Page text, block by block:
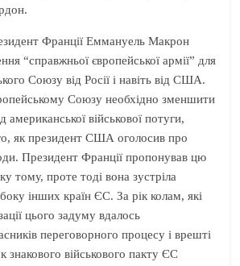
Франції Еммануель Макрон
“справжньої європейської армії” для
Союзу від Росії і навіть від США.
Союзу необхідно зменшити
американської військової потуги,
як президент США оголосив про
Президент Франції пропонував цю
тому, проте тоді вона зустріла
боку інших країн ЄС. За рік колам, які
цього задуму вдалось
переговорного процесу і врешті
знакового військового пакту ЄС